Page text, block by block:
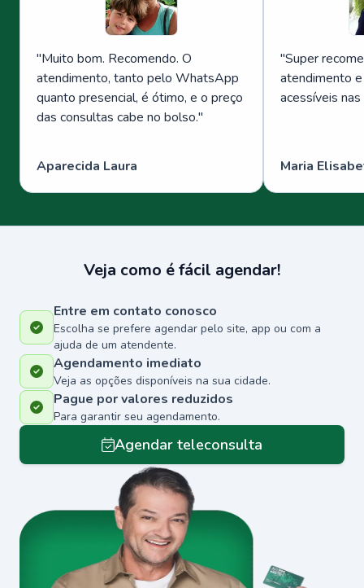
"Muito bom. Recomendo. O
atendimento, tanto pelo WhatsApp
quanto presencial, é ótimo, e o preço
das consultas cabe no bolso."
Aparecida Laura
"Super
atendimento
acessíveis
Maria
Veja como é fácil agendar!
Entre em contato conosco
Escolha se prefere agendar pelo site, app ou com a
ajuda de um atendente.
Agendamento imediato
Veja as opções disponíveis na sua cidade.
Pague por valores reduzidos
Para garantir seu agendamento.
Agendar teleconsulta